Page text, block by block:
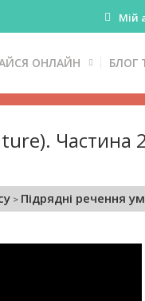
Мій
ОНЛАЙН БЛОГ
Частина 2
Підрядні речення умови та